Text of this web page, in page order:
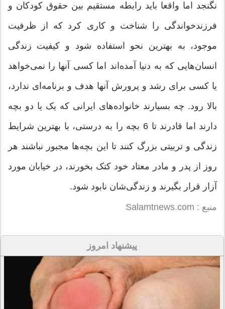
نگنجد اما واقعا باید رابطه مستقیم بین حقوق کودکان و
فرزندخواندگی را شناخت و کاری کرد که از ظرفیت
موجود، به بهترین نحو استفاده شود و کیفیت زندگی
انسان‌هایی که به دنیا آمده‌اند اما کسی آنها را نمی‌خواهد
یا کسی برای رشد و پرورش آنها هدف و برنامه‌ای ندارد،
بالا رود. چه بسیارند خانواده‌های ایرانی که یک یا دو بچه
دارند اما قادرند تا 6 بچه را به درستی، با بهترین شرایط
زندگی و تربیتی بزرگ کنند تا این بچه‌ها مجبور نباشند هر
روز از پدر و مادر معتاد خود کتک بخورند، در خیابان مورد
آزار قرار بگیرند و زندگی‌شان نابود شود.
منبع : Salamtnews.com
پیشنهاد امروز